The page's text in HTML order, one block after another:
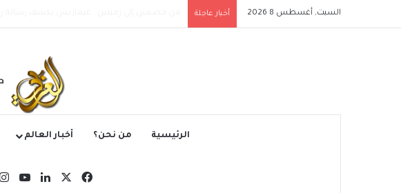
السبت, أغسطس 8 2026 أخبار عاجلة
الرئيسية من نحن؟ أخبار العالم
فيسبوكلينكدإن